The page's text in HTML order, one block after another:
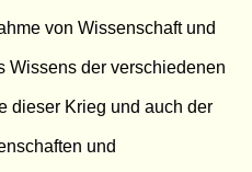
von Wissenschaft und
Wissens der verschiedenen
dieser Krieg und auch der
und